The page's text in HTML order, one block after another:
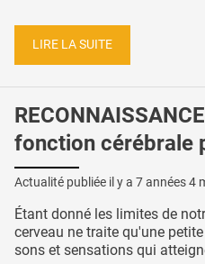
LIRE LA SUITE
fonction cérébrale
Actualité publiée il y a 7 années 4
Étant donné les limites de
cerveau ne traite qu'une
sons et sensations qui